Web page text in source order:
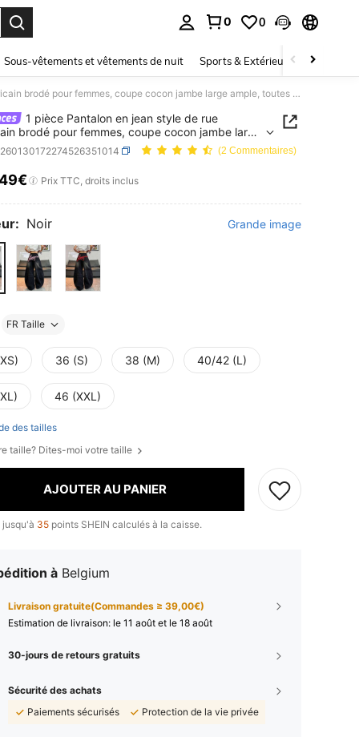
0 0
Sous-vêtements et vêtements de nuit Sports & Extérieur Enfants
1 pièce Pantalon en jean style de rue américain brodé pour femmes, coupe cocon jambe large ample, toutes saisons (ceinture/accessoires non inclus) noir décontracté automne
1 pièce Pantalon en jean style de rue
brodé pour femmes, coupe cocon jambe large
toutes saisons (ceinture/accessoires non inclus)
automne
(2 Commentaires)
AND AVAILABILITY
Prix TTC, droits inclus
Noir Grande image
FR Taille
36 (S) 38 (M) 40/42 (L)
46 (XXL)
des tailles
taille? Dites-moi votre taille
AJOUTER AU PANIER
jusqu'à 35 points SHEIN calculés à la caisse.
à Belgium
Livraison gratuite(Commandes ≥ 39,00€)
Estimation de livraison: le 11 août et le 18 août
30-jours de retours gratuits
Sécurité des achats
Paiements sécurisés
Protection de la vie privée